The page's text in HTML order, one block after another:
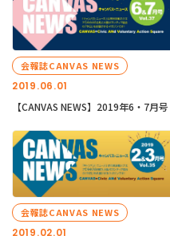
2019.06.01
会報誌CANVAS NEWS
【CANVAS NEWS】2019年6・7月号
2019.02.01
会報誌CANVAS NEWS